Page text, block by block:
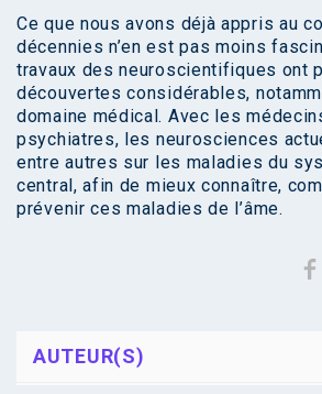
Ce que nous avons déjà appris au
décennies n’en est pas moins
travaux des neuroscientifiques ont
découvertes considérables,
domaine médical. Avec les
psychiatres, les neurosciences
entre autres sur les maladies du
central, afin de mieux connaître,
prévenir ces maladies de l’âme.
AUTEUR(S)